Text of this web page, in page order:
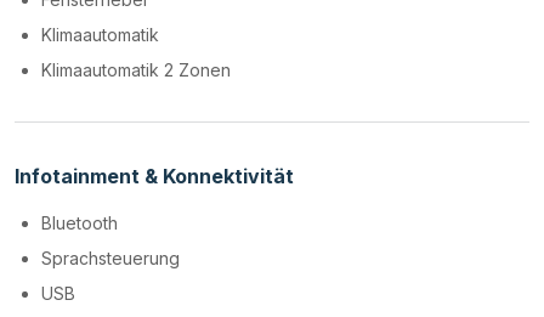
Klimaautomatik
Klimaautomatik 2 Zonen
Infotainment & Konnektivität
Bluetooth
Sprachsteuerung
USB